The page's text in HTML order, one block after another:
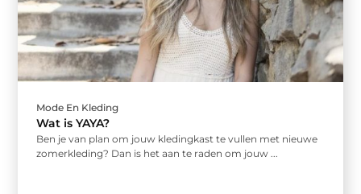
Mode En Kleding
Wat is YAYA?
Ben je van plan om jouw kledingkast te vullen met nieuwe
zomerkleding? Dan is het aan te raden om jouw ...